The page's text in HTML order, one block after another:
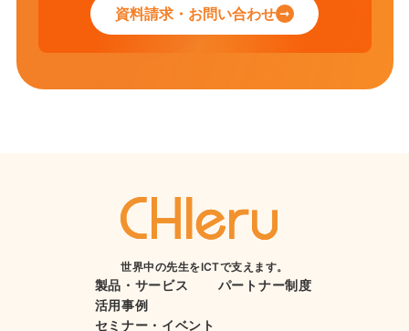
資料請求・お問い合わせ
世界中の先生をICTで支えます。
製品・サービス
活用事例
セミナー・イベント
パートナー制度